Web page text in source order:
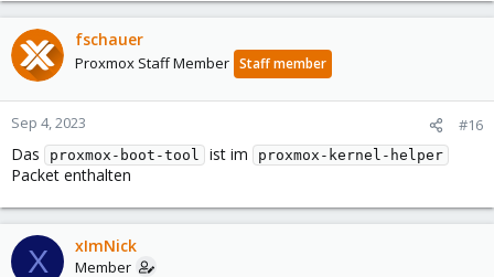
fschauer
Proxmox Staff Member Staff member
Sep 4, 2023 #16
Das proxmox-boot-tool ist im proxmox-kernel-helper
Packet enthalten
X xImNick
Member